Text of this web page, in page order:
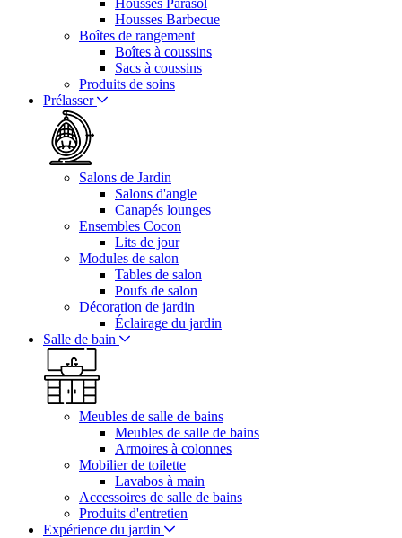
Housses Barbecue
Boîtes de rangement
Boîtes à coussins
Sacs à coussins
Produits de soins
Prélasser
Salons de Jardin
Salons d'angle
Canapés lounges
Ensembles Cocon
Lits de jour
Modules de salon
Tables de salon
Poufs de salon
Décoration de jardin
Éclairage du jardin
Salle de bain
Meubles de salle de bains
Meubles de salle de bains
Armoires à colonnes
Mobilier de toilette
Lavabos à main
Accessoires de salle de bains
Produits d'entretien
Expérience du jardin